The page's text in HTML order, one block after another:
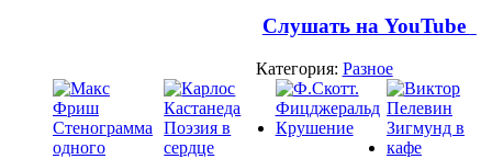
Слушать на YouTube
Категория: Разное